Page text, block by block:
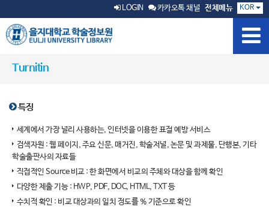
LOGIN 카카오톡 채널 전체메뉴 KOR
Turnitin
특징
세계에서 가장 널리 사용하는, 인터넷을 이용한 표절 예방 서비스
검색자원 : 웹 페이지, 주요 신문, 매거진, 학술저널, 논문 및 과제물, 단행본, 기타
학술출판사의 자료들
직접적인 Source 비교 : 한 화면에서 비교의 주체와 대상을 함께 확인
다양한 제출 기능 : HWP, PDF, DOC, HTML, TXT 등
수치적 확인 : 비교 대상과의 일치 정도를 % 기준으로 확인